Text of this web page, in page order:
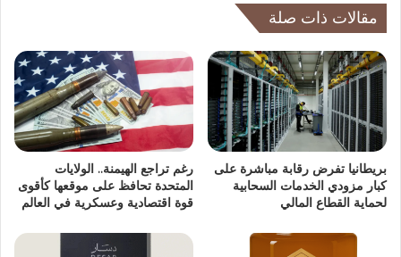
مقالات ذات صلة
بريطانيا تفرض رقابة مباشرة على
كبار مزودي الخدمات السحابية
لحماية القطاع المالي
رغم تراجع الهيمنة.. الولايات
المتحدة تحافظ على موقعها كأقوى
قوة اقتصادية وعسكرية في العالم